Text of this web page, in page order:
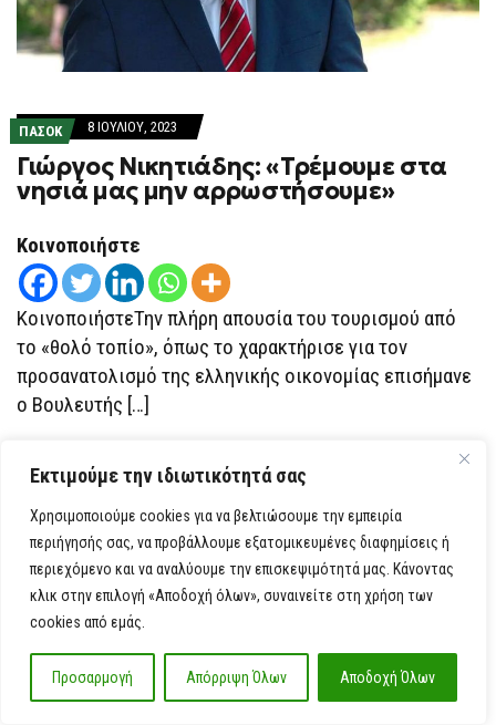
Εκτιμούμε την ιδιωτικότητά σας
Χρησιμοποιούμε cookies για να βελτιώσουμε την εμπειρία
περιήγησής σας, να προβάλλουμε εξατομικευμένες διαφημίσεις ή
περιεχόμενο και να αναλύουμε την επισκεψιμότητά μας. Κάνοντας
κλικ στην επιλογή «Αποδοχή όλων», συναινείτε στη χρήση των
cookies από εμάς.
Προσαρμογή Απόρριψη Όλων Αποδοχή Όλων
ΠΑΣΟΚ 8 ΙΟΥΛΊΟΥ, 2023
Γιώργος Νικητιάδης: «Τρέμουμε στα
νησιά μας μην αρρωστήσουμε»
Κοινοποιήστε
ΚοινοποιήστεΤην πλήρη απουσία του τουρισμού από
το «θολό τοπίο», όπως το χαρακτήρισε για τον
προσανατολισμό της ελληνικής οικονομίας επισήμανε
ο Βουλευτής […]
Αφήστε μια απάντηση
Η ηλ. διεύθυνση σας δεν δημοσιεύεται.
Σχόλιο*